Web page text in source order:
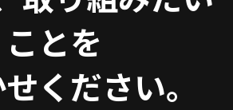
ことを
ください。